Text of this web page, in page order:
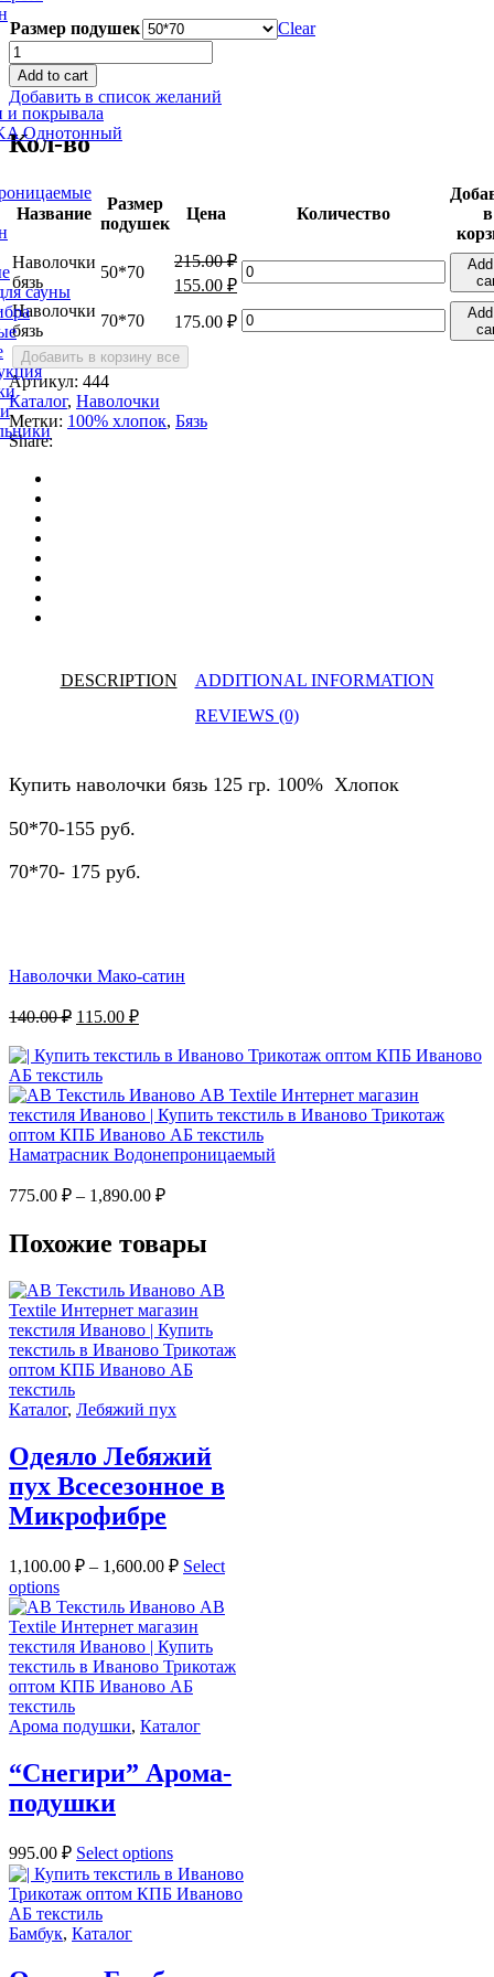
покрывала
Однотонный
сауны
Размер подушек
Clear
Наволочки
бязь
quantity
Add to cart
Добавить в список желаний
Кол-во
Название
Размер
подушек
Цена Количество
в
Наволочки
бязь
50*70
215.00₽
155.00 ₽
Наволочки
бязь
quantity
Наволочки
бязь
70*70 175.00 ₽ Наволочки
бязь
Добавить в корзину все
Артикул: 444
Каталог, Наволочки
Метки: 100% хлопок, Бязь
Share:
DESCRIPTION
ADDITIONAL INFORMATION
REVIEWS (0)
Купить наволочки бязь 125 гр. 100% Хлопок
50*70-155 руб.
70*70- 175 руб.
Наволочки Мако-сатин
140.00₽ 115.00 ₽
Наматрасник Водонепроницаемый
775.00 ₽ – 1,890.00 ₽
Похожие товары
Каталог, Лебяжий пух
Одеяло Лебяжий
пух Всесезонное в
Микрофибре
1,100.00 ₽ – 1,600.00 ₽ Select
options
Арома подушки, Каталог
“Снегири” Арома-
подушки
995.00 ₽ Select options
Бамбук, Каталог